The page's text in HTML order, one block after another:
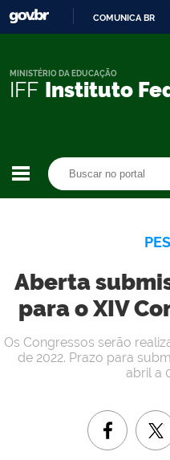
COMUNICA BR
IFF Instituto
MINISTÉRIO DA EDUCAÇÃO
Aberta
para o XIV
Os Congressos serão
de 2022. Prazo para
abril a